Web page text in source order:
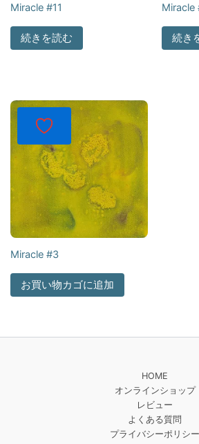
Miracle #11
続きを読む
Miracle
続き
Miracle #3
お買い物カゴに追加
HOME
オンラインショップ
レビュー
よくある質問
プライバシーポリシー